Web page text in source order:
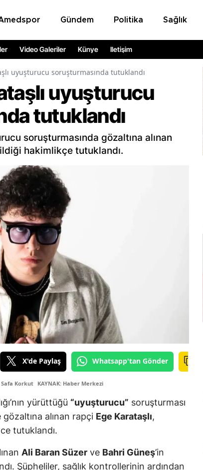
Gündem Politika Sağlık
Video Galeriler Künye İletişim
uyuşturucu soruşturmasında tutuklandı
uyuşturucu
tutuklandı
soruşturmasında gözaltına alınan
hakimlikçe tutuklandı.
X'de Paylaş Whatsapp'tan Gönder
Safa Korkut KAYNAK: Haber Merkezi
yürüttüğü “uyuşturucu” soruşturması
gözaltına alınan rapçi Ege Karataşlı,
tutuklandı.
Ali Baran Süzer ve Bahri Güneş’in
Şüpheliler, sağlık kontrollerinin ardından